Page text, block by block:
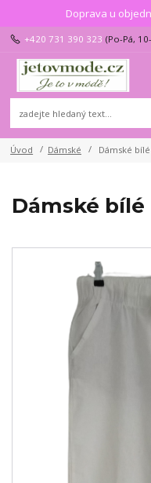
Doprava u
+420 731 390 323 (Po-Pá,
Úvod Dámské Dámské
Dámské